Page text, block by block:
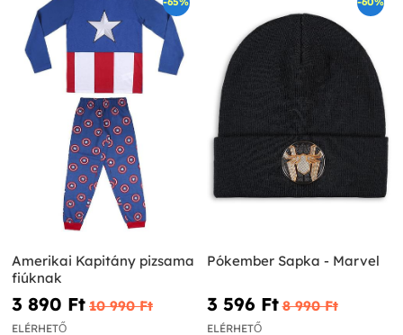
Amerikai Kapitány pizsama
fiúknak
3 890 Ft‎ 10 990 Ft‎
ELÉRHETŐ
Pókember Sapka - Marvel
3 596 Ft‎ 8 990 Ft‎
ELÉRHETŐ